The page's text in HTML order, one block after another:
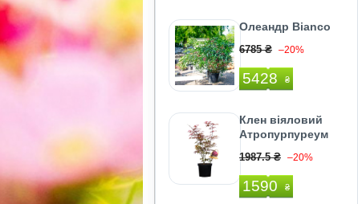
Олеандр Bianco
6785 ₴ –20%
5428 ₴
Клен віяловий
Атропурпуреум
1987.5 ₴ –20%
1590 ₴